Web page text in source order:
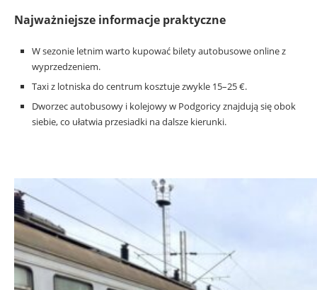
Najważniejsze informacje praktyczne
W sezonie letnim warto kupować bilety autobusowe online z
wyprzedzeniem.
Taxi z lotniska do centrum kosztuje zwykle 15–25 €.
Dworzec autobusowy i kolejowy w Podgoricy znajdują się obok
siebie, co ułatwia przesiadki na dalsze kierunki.